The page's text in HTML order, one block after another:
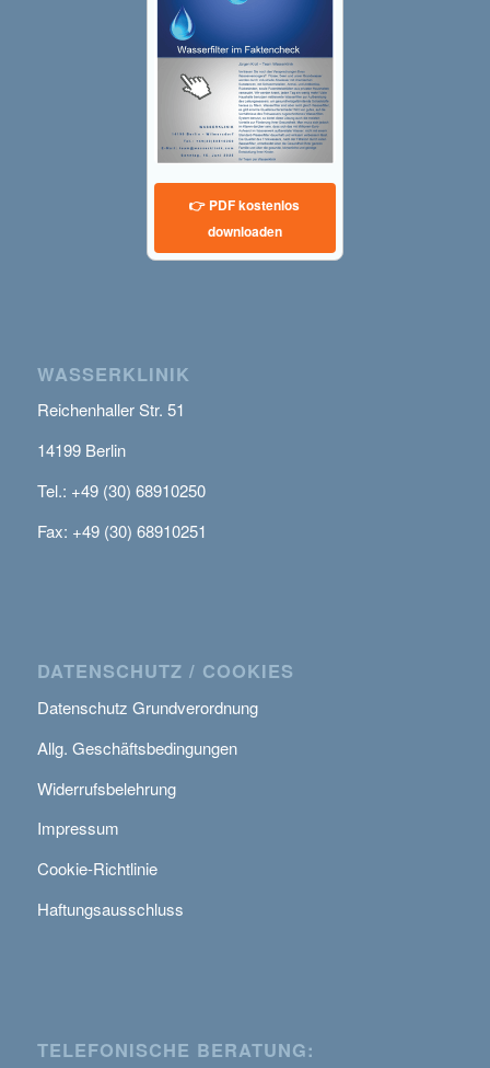
👉 PDF kostenlos
downloaden
WASSERKLINIK
Reichenhaller Str. 51
14199 Berlin
Tel.: +49 (30) 68910250
Fax: +49 (30) 68910251
DATENSCHUTZ / COOKIES
Datenschutz Grundverordnung
Allg. Geschäftsbedingungen
Widerrufsbelehrung
Impressum
Cookie-Richtlinie
Haftungsausschluss
TELEFONISCHE BERATUNG: